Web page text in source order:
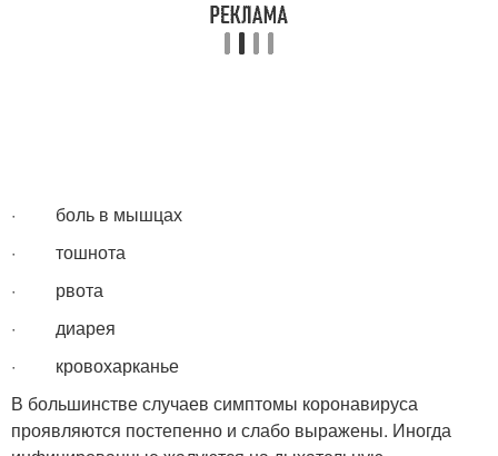
· боль в мышцах
· тошнота
· рвота
· диарея
· кровохарканье
В большинстве случаев симптомы коронавируса
проявляются постепенно и слабо выражены. Иногда